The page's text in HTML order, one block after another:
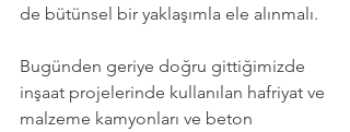
de bütünsel bir yaklaşımla ele alınmalı.
Bugünden geriye doğru gittiğimizde
inşaat projelerinde kullanılan hafriyat ve
malzeme kamyonları ve beton